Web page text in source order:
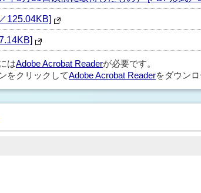
125.04KB]
はAdobe Acrobat Readerが必要です。
をクリックしてAdobe Acrobat Readerをダウン